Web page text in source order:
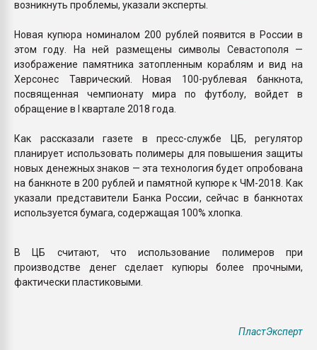
возникнуть проблемы, указали эксперты.
Новая купюра номиналом 200 рублей появится в России в
этом году. На ней размещены символы Севастополя —
изображение памятника затопленным кораблям и вид на
Херсонес Таврический. Новая 100-рублевая банкнота,
посвященная чемпионату мира по футболу, войдет в
обращение в I квартале 2018 года.
Как рассказали газете в пресс-службе ЦБ, регулятор
планирует использовать полимеры для повышения защиты
новых денежных знаков — эта технология будет опробована
на банкноте в 200 рублей и памятной купюре к ЧМ-2018. Как
указали представители Банка России, сейчас в банкнотах
используется бумага, содержащая 100% хлопка.
В ЦБ считают, что использование полимеров при
производстве денег сделает купюры более прочными,
фактически пластиковыми.
ПластЭксперт